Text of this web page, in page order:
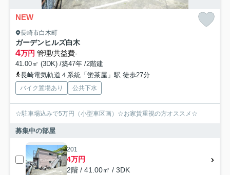
NEW
長崎市白木町
ガーデンヒルズ白木
4万円 管理/共益費-
41.00㎡ (3DK) /築47年 /2階建
長崎電気軌道４系統「蛍茶屋」駅 徒歩27分
バイク置場あり 公共下水
☆駐車場込みで5万円（小型車区画）☆お家賃重視の方オススメ☆
募集中の部屋
201
4万円
2階 / 41.00㎡ / 3DK